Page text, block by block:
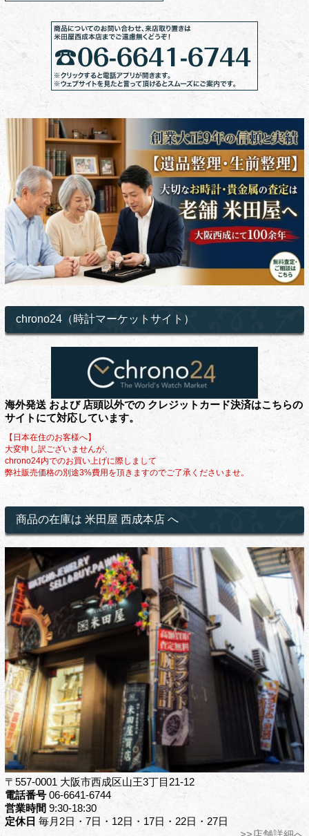
chrono24（時計マーケットサイト）
海外発送 および 店頭以外での クレジットカード決済はこちらの
サイトにて対応しています。
【日本在住のお客様へ】
大変申し訳ございませんが、
chrono24内でのお買い上げに際しまして
弊社販売価格の別途3%費用を頂きますのでご了承くださいませ。
商品の在庫は 米田屋 西成本店 へ
〒557-0001 大阪市西成区山王3丁目21-12
電話番号06-6641-6744
営業時間 9:30-18:30
定休日 毎月2日・7日・12日・17日・22日・27日